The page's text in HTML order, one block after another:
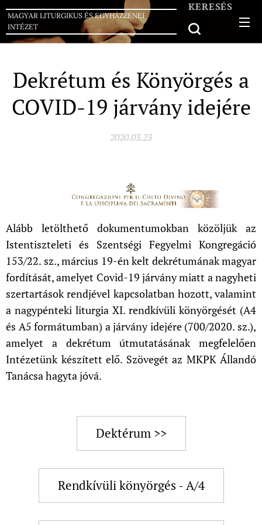
MAGYAR LITURGIKUS ÉS EGYHÁZZENEI
INTÉZET
KERESÉS
Dekrétum és Könyörgés a
COVID-19 járvány idejére
2020.03.23
Alább letölthető dokumentumokban közöljük az
Istentiszteleti és Szentségi Fegyelmi Kongregáció
153/22. sz., március 19-én kelt dekrétumának magyar
fordítását, amelyet Covid-19 járvány miatt a nagyheti
szertartások rendjével kapcsolatban hozott, valamint
a nagypénteki liturgia XI. rendkívüli könyörgését (A4
és A5 formátumban) a járvány idejére (700/2020. sz.),
amelyet a dekrétum útmutatásának megfelelően
Intézetünk készített elő. Szövegét az MKPK Állandó
Tanácsa hagyta jóvá.
Dektérum >>
Rendkívüli könyörgés - A/4